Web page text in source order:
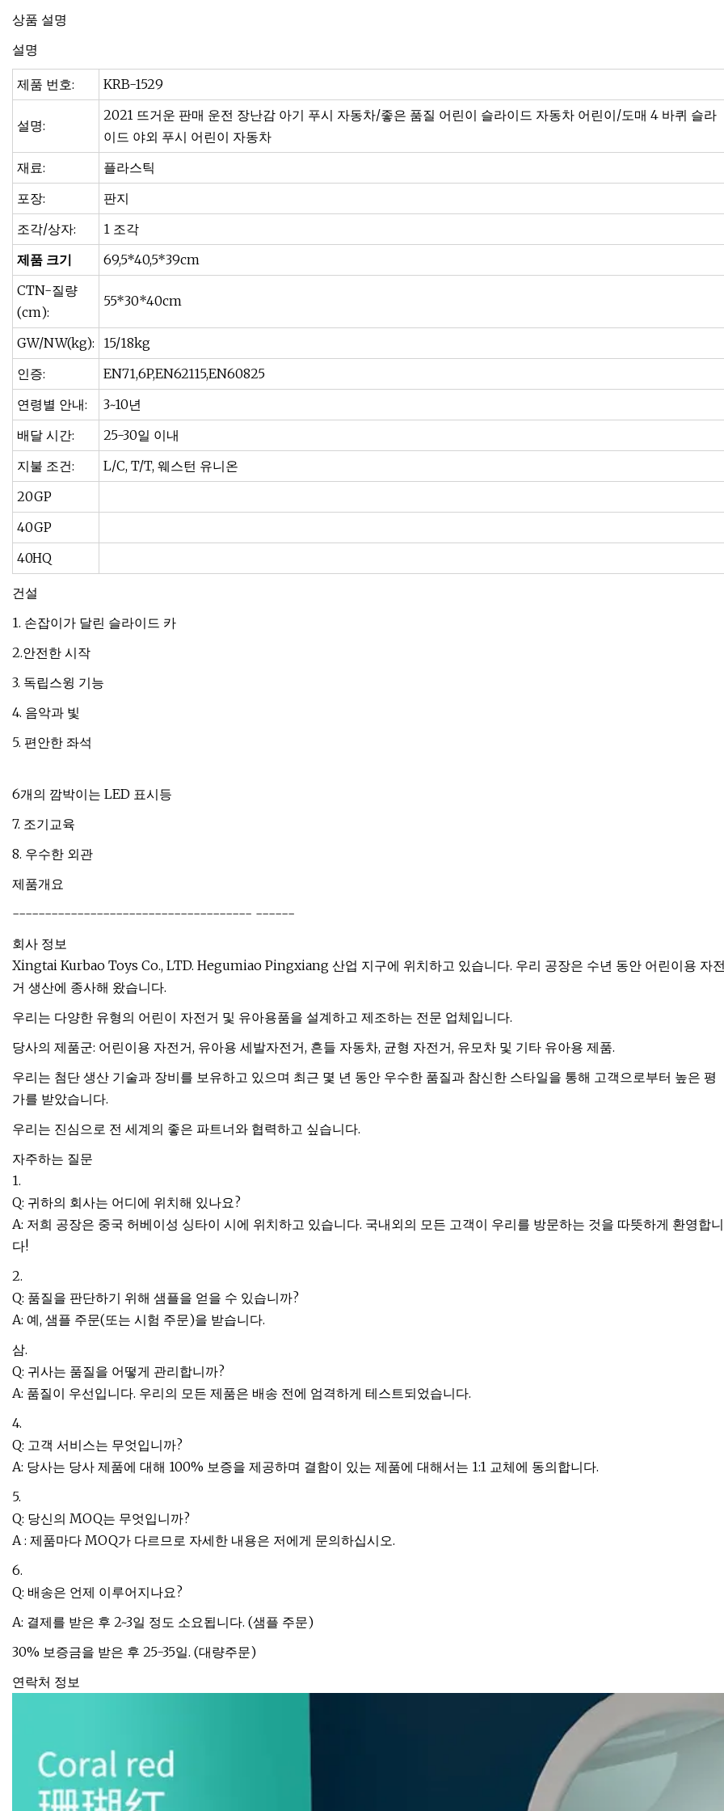
상품 설명
설명
제품 번호: KRB-1529
설명:
2021 뜨거운 판매 운전 장난감 아기 푸시 자동차/좋은 품질 어린이 슬라이드 자동차 어린이/도매 4 바퀴 슬라
이드 야외 푸시 어린이 자동차
재료:
플라스틱
포장:
판지
조각/상자:
1 조각
제품 크기
69,5*40,5*39cm
CTN-질량
(cm):
55*30*40cm
GW/NW(kg):
15/18kg
인증:
EN71,6P,EN62115,EN60825
연령별 안내:
3~10년
배달 시간:
25-30일 이내
지불 조건:
L/C, T/T, 웨스턴 유니온
20GP
40GP
40HQ
건설
1. 손잡이가 달린 슬라이드 카
2.안전한 시작
3. 독립스윙 기능
4. 음악과 빛
5. 편안한 좌석
6개의 깜박이는 LED 표시등
7. 조기교육
8. 우수한 외관
제품개요
------------------------------------- ------
회사 정보
Xingtai Kurbao Toys Co., LTD. Hegumiao Pingxiang 산업 지구에 위치하고 있습니다. 우리 공장은 수년 동안 어린이용 자
거 생산에 종사해 왔습니다.
우리는 다양한 유형의 어린이 자전거 및 유아용품을 설계하고 제조하는 전문 업체입니다.
당사의 제품군: 어린이용 자전거, 유아용 세발자전거, 흔들 자동차, 균형 자전거, 유모차 및 기타 유아용 제품.
우리는 첨단 생산 기술과 장비를 보유하고 있으며 최근 몇 년 동안 우수한 품질과 참신한 스타일을 통해 고객으로부터 높은 평
가를 받았습니다.
우리는 진심으로 전 세계의 좋은 파트너와 협력하고 싶습니다.
자주하는 질문
1.
Q: 귀하의 회사는 어디에 위치해 있나요?
A: 저희 공장은 중국 허베이성 싱타이 시에 위치하고 있습니다. 국내외의 모든 고객이 우리를 방문하는 것을 따뜻하게 환영합니
다!
2.
Q: 품질을 판단하기 위해 샘플을 얻을 수 있습니까?
A: 예, 샘플 주문(또는 시험 주문)을 받습니다.
삼.
Q: 귀사는 품질을 어떻게 관리합니까?
A: 품질이 우선입니다. 우리의 모든 제품은 배송 전에 엄격하게 테스트되었습니다.
4.
Q: 고객 서비스는 무엇입니까?
A: 당사는 당사 제품에 대해 100% 보증을 제공하며 결함이 있는 제품에 대해서는 1:1 교체에 동의합니다.
5.
Q: 당신의 MOQ는 무엇입니까?
A : 제품마다 MOQ가 다르므로 자세한 내용은 저에게 문의하십시오.
6.
Q: 배송은 언제 이루어지나요?
A: 결제를 받은 후 2~3일 정도 소요됩니다. (샘플 주문)
30% 보증금을 받은 후 25-35일. (대량주문)
연락처 정보